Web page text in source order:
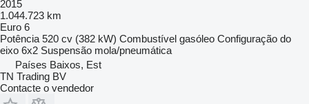
2015
1.044.723 km
Euro 6
Potência 520 cv (382 kW) Combustível gasóleo Configuração do
eixo 6x2 Suspensão mola/pneumática
Países Baixos, Est
TN Trading BV
Contacte o vendedor